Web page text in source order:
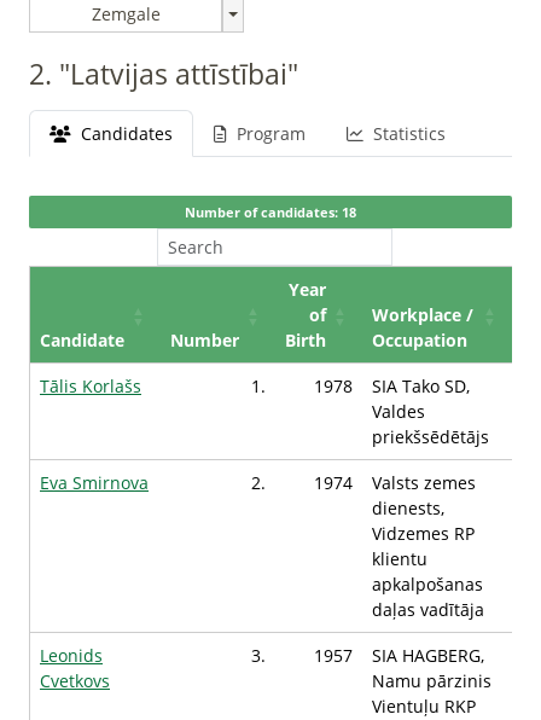
Zemgale
2. "Latvijas attīstībai"
Candidates Program Statistics
Number of candidates: 18
Candidate Number
Year
of
Birth
Workplace /
Occupation
Tālis Korlašs
1. 1978
SIA Tako SD,
Valdes
priekšsēdētājs
Eva Smirnova
2. 1974
Valsts zemes
dienests,
Vidzemes RP
klientu
apkalpošanas
daļas vadītāja
Leonids
Cvetkovs
3. 1957
SIA HAGBERG,
Namu pārzinis
Vientuļu RKP